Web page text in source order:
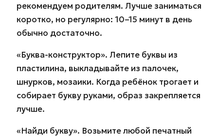
рекомендуем родителям. Лучше заниматься
коротко, но регулярно: 10–15 минут в день
обычно достаточно.
«Буква-конструктор». Лепите буквы из
пластилина, выкладывайте из палочек,
шнурков, мозаики. Когда ребёнок трогает и
собирает букву руками, образ закрепляется
лучше.
«Найди букву». Возьмите любой печатный